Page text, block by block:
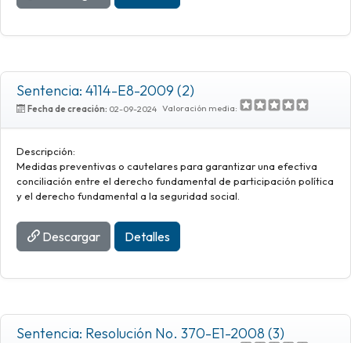
Sentencia: 4114-E8-2009 (2)
Fecha de creación: 02-09-2024 Valoración media:
Descripción:
Medidas preventivas o cautelares para garantizar una efectiva
conciliación entre el derecho fundamental de participación política
y el derecho fundamental a la seguridad social.
Descargar Detalles
Sentencia: Resolución No. 370-E1-2008 (3)